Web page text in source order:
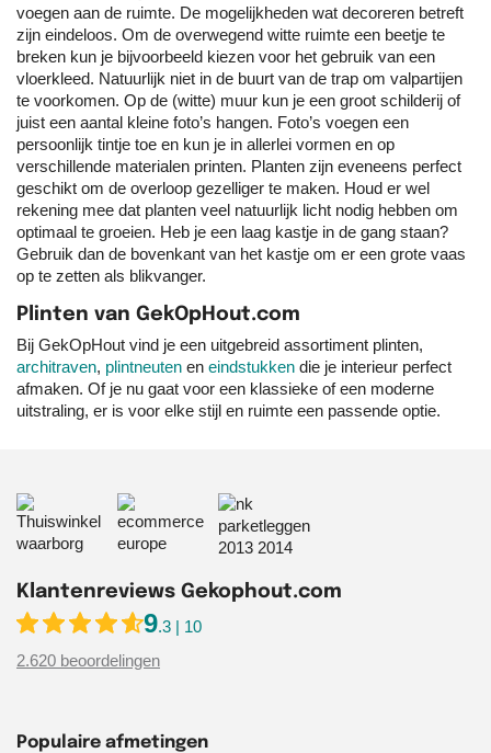
voegen aan de ruimte. De mogelijkheden wat decoreren betreft
zijn eindeloos. Om de overwegend witte ruimte een beetje te
breken kun je bijvoorbeeld kiezen voor het gebruik van een
vloerkleed. Natuurlijk niet in de buurt van de trap om valpartijen
te voorkomen. Op de (witte) muur kun je een groot schilderij of
juist een aantal kleine foto’s hangen. Foto’s voegen een
persoonlijk tintje toe en kun je in allerlei vormen en op
verschillende materialen printen. Planten zijn eveneens perfect
geschikt om de overloop gezelliger te maken. Houd er wel
rekening mee dat planten veel natuurlijk licht nodig hebben om
optimaal te groeien. Heb je een laag kastje in de gang staan?
Gebruik dan de bovenkant van het kastje om er een grote vaas
op te zetten als blikvanger.
Plinten van GekOpHout.com
Bij GekOpHout vind je een uitgebreid assortiment plinten,
architraven, plintneuten en eindstukken die je interieur perfect
afmaken. Of je nu gaat voor een klassieke of een moderne
uitstraling, er is voor elke stijl en ruimte een passende optie.
Klantenreviews Gekophout.com
9.3 | 10
2.620 beoordelingen
Populaire afmetingen